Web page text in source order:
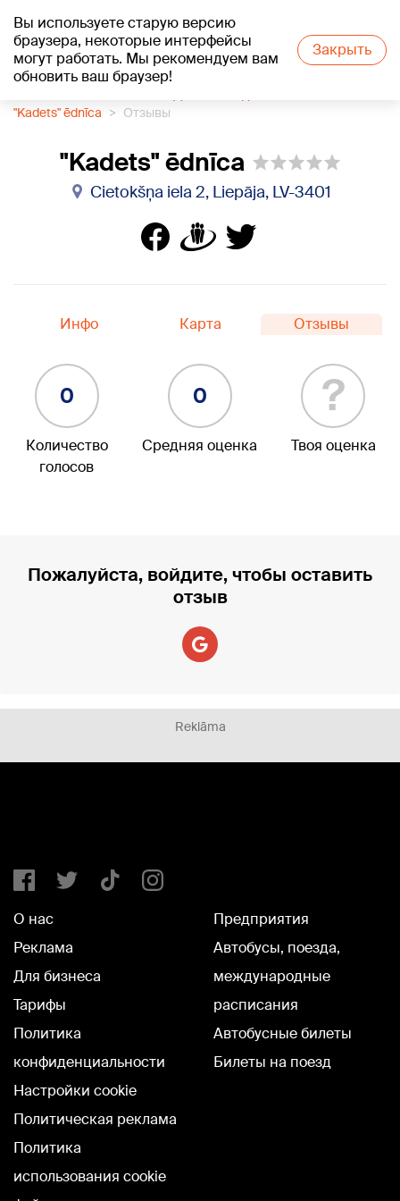
Вы используете старую версию
браузера, некоторые интерфейсы
могут работать. Мы рекомендуем вам
обновить ваш браузер!
Закрыть
+18°C
"Kadets" ēdnīca
Отзывы
"Kadets" ēdnīca
Cietokšņa iela 2, Liepāja, LV-3401
Инфо Карта Отзывы
0
Количество
голосов
0
Средняя оценка
?
Твоя оценка
Пожалуйста, войдите, чтобы оставить
отзыв
Reklāma
О нас
Реклама
Для бизнеса
Тарифы
Политика
конфиденциальности
Настройки cookie
Политическая реклама
Политика
использования cookie
Предприятия
Автобусы, поезда,
международные
расписания
Автобусные билеты
Билеты на поезд